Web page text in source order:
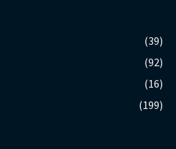
(39)
(92)
(16)
(199)